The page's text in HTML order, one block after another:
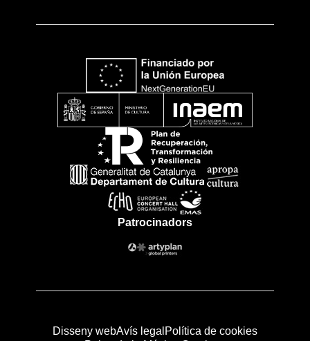
Patrocinadors
Disseny webAvís legal Política de cookies